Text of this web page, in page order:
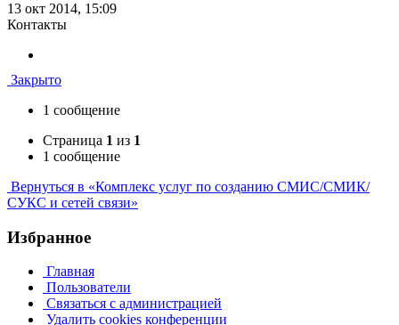
13 окт 2014, 15:09
Контакты
Закрыто
1 сообщение
Страница 1 из 1
1 сообщение
Вернуться в «Комплекс услуг по созданию СМИС/СМИК/
СУКС и сетей связи»
Избранное
Главная
Пользователи
Связаться с администрацией
Удалить cookies конференции